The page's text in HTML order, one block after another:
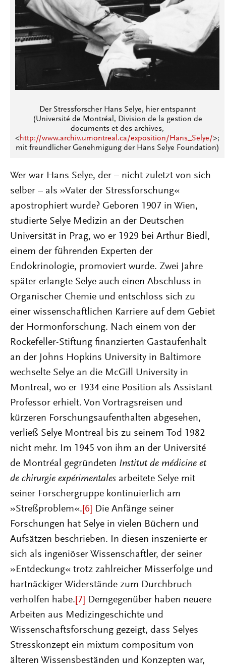
Der Stressforscher Hans Selye, hier entspannt
(Université de Montréal, Division de la gestion de
documents et des archives,
<http://www.archiv.umontreal.ca/exposition/Hans_Selye/>;
mit freundlicher Genehmigung der Hans Selye Foundation)
Wer war Hans Selye, der – nicht zuletzt von sich
selber – als »Vater der Stressforschung«
apostrophiert wurde? Geboren 1907 in Wien,
studierte Selye Medizin an der Deutschen
Universität in Prag, wo er 1929 bei Arthur Biedl,
einem der führenden Experten der
Endokrinologie, promoviert wurde. Zwei Jahre
später erlangte Selye auch einen Abschluss in
Organischer Chemie und entschloss sich zu
einer wissenschaftlichen Karriere auf dem Gebiet
der Hormonforschung. Nach einem von der
Rockefeller-Stiftung finanzierten Gastaufenhalt
an der Johns Hopkins University in Baltimore
wechselte Selye an die McGill University in
Montreal, wo er 1934 eine Position als Assistant
Professor erhielt. Von Vortragsreisen und
kürzeren Forschungsaufenthalten abgesehen,
verließ Selye Montreal bis zu seinem Tod 1982
nicht mehr. Im 1945 von ihm an der Université
de Montréal gegründeten Institut de médicine et
de chirurgie expérimentales arbeitete Selye mit
seiner Forschergruppe kontinuierlich am
»Streßproblem«. [6] Die Anfänge seiner
Forschungen hat Selye in vielen Büchern und
Aufsätzen beschrieben. In diesen inszenierte er
sich als ingeniöser Wissenschaftler, der seiner
»Entdeckung« trotz zahlreicher Misserfolge und
hartnäckiger Widerstände zum Durchbruch
verholfen habe. [7] Demgegenüber haben neuere
Arbeiten aus Medizingeschichte und
Wissenschaftsforschung gezeigt, dass Selyes
Stresskonzept ein mixtum compositum von
älteren Wissensbeständen und Konzepten war,